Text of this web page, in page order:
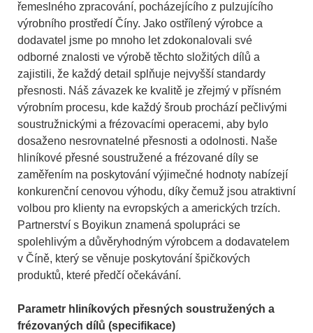
řemeslného zpracování, pocházejícího z pulzujícího
výrobního prostředí Číny. Jako ostřílený výrobce a
dodavatel jsme po mnoho let zdokonalovali své
odborné znalosti ve výrobě těchto složitých dílů a
zajistili, že každý detail splňuje nejvyšší standardy
přesnosti. Náš závazek ke kvalitě je zřejmý v přísném
výrobním procesu, kde každý šroub prochází pečlivými
soustružnickými a frézovacími operacemi, aby bylo
dosaženo nesrovnatelné přesnosti a odolnosti. Naše
hliníkové přesné soustružené a frézované díly se
zaměřením na poskytování výjimečné hodnoty nabízejí
konkurenční cenovou výhodu, díky čemuž jsou atraktivní
volbou pro klienty na evropských a amerických trzích.
Partnerství s Boyikun znamená spolupráci se
spolehlivým a důvěryhodným výrobcem a dodavatelem
v Číně, který se věnuje poskytování špičkových
produktů, které předčí očekávání.
Parametr hliníkových přesných soustružených a
frézovaných dílů (specifikace)